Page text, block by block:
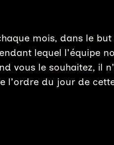
mois, dans le
lequel l'équipe
vous le souhaitez, il
l'ordre du jour de